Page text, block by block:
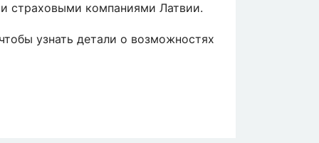
страховыми компаниями Латвии.
узнать детали о возможностях